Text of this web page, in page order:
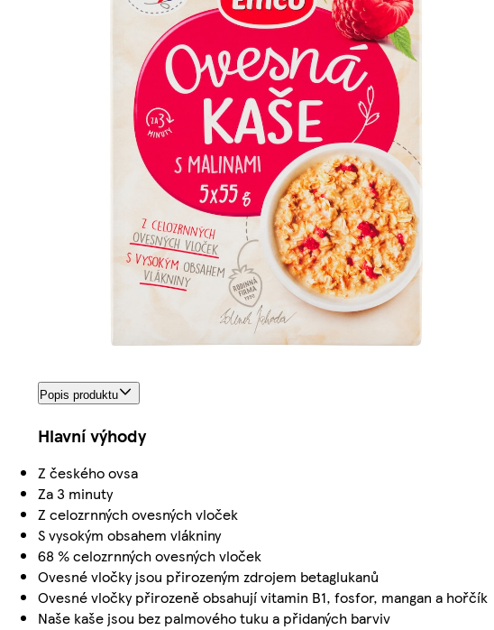
Popis produktu
Hlavní výhody
Z českého ovsa
Za 3 minuty
Z celozrnných ovesných vloček
S vysokým obsahem vlákniny
68 % celozrnných ovesných vloček
Ovesné vločky jsou přirozeným zdrojem betaglukanů
Ovesné vločky přirozeně obsahují vitamin B1, fosfor, mangan a hořčík
Naše kaše jsou bez palmového tuku a přidaných barviv